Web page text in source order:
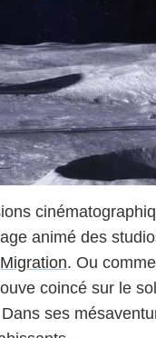
animé des
Migration. Ou
coincé sur le
ses
Metropolitan FilmExport